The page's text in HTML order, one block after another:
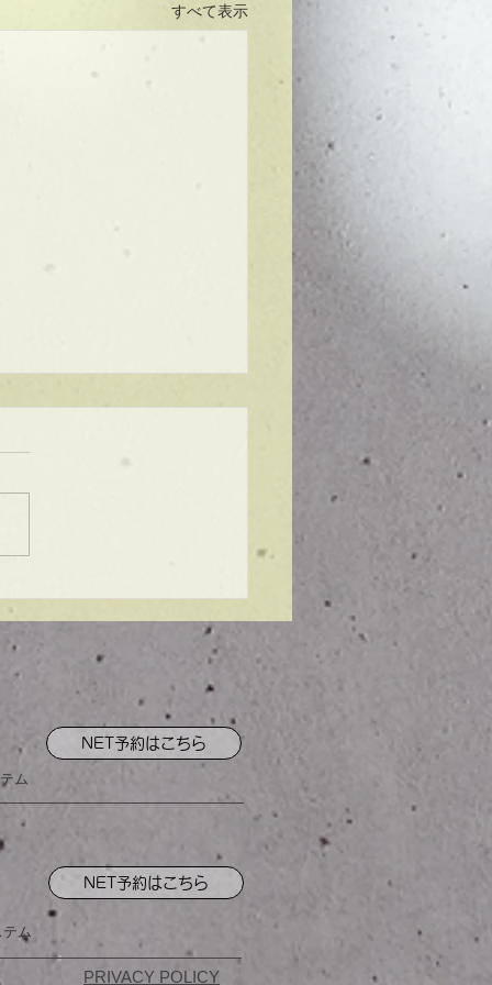
すべて表示
ム
NET予約はこちら
NET予約はこちら
ム
PRIVACY POLICY